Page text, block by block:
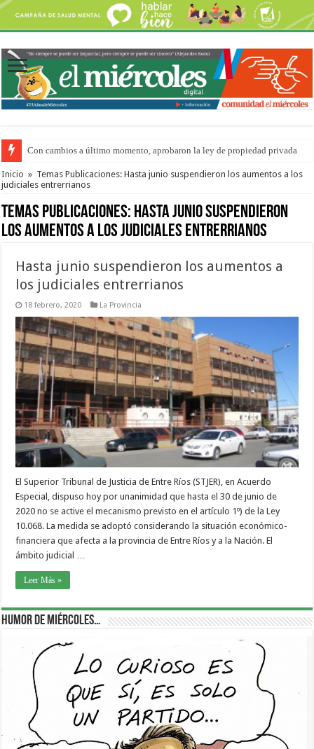
Con cambios a último momento, aprobaron la ley de propiedad privada
Adopción en Entre Ríos: el 35% de los 90 niños, niñas y adolescentes que
Inicio » Temas Publicaciones: Hasta junio suspendieron los aumentos a los
judiciales entrerrianos
Temas Publicaciones: Hasta junio suspendieron
los aumentos a los judiciales entrerrianos
Hasta junio suspendieron los aumentos a
los judiciales entrerrianos
18 febrero, 2020 La Provincia
El Superior Tribunal de Justicia de Entre Ríos (STJER), en Acuerdo
Especial, dispuso hoy por unanimidad que hasta el 30 de junio de
2020 no se active el mecanismo previsto en el artículo 1º) de la Ley
10.068. La medida se adoptó considerando la situación económico-
financiera que afecta a la provincia de Entre Ríos y a la Nación. El
ámbito judicial …
Leer Más »
Humor de Miércoles…